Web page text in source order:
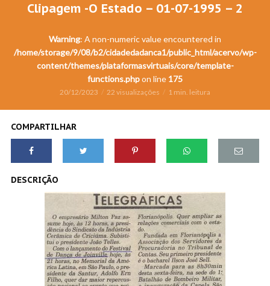
Clipagem -O Estado – 01-07-1995 – 2
Warning: A non-numeric value encountered in
/home/storage/9/08/b2/cidadedadanca1/public_html/acervo/wp-
content/themes/plataformasvirtuais/core/template-
functions.phpon line 175
20/12/2023 22 visualizações 1 min. leitura
COMPARTILHAR
DESCRIÇÃO